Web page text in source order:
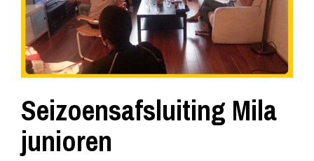
Seizoensafsluiting Mila
junioren